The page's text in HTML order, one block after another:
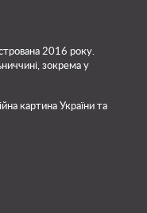
2016 року.
зокрема у
картина України та